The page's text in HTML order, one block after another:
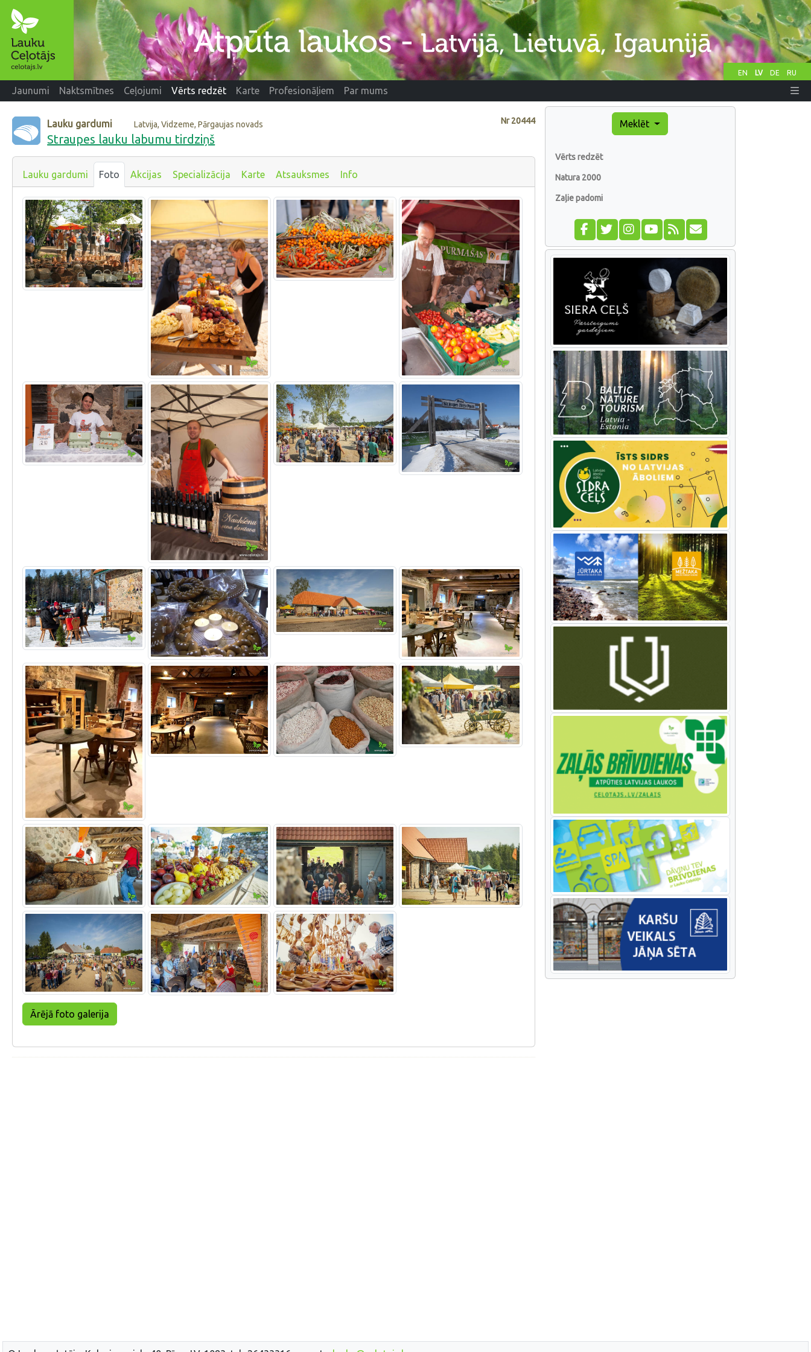
EN LV DE RU
Jaunumi Naktsmītnes Ceļojumi Vērts redzēt Karte Profesionāļiem Par mums
Nr20444
Lauku gardumi Latvija, Vidzeme, Pārgaujas novads
Straupes lauku labumu tirdziņš
Lauku gardumi Foto Akcijas Specializācija Karte Atsauksmes Info
Ārējā foto galerija
Meklēt
Vērts redzēt
Natura 2000
Zaļie padomi